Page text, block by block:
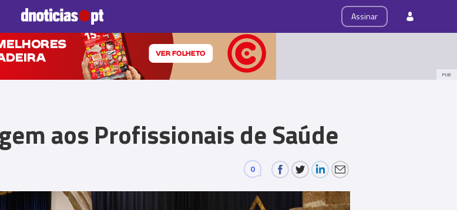
Assinar
Palavras Produto e Marcas
PUB
aos Profissionais de Saúde
0